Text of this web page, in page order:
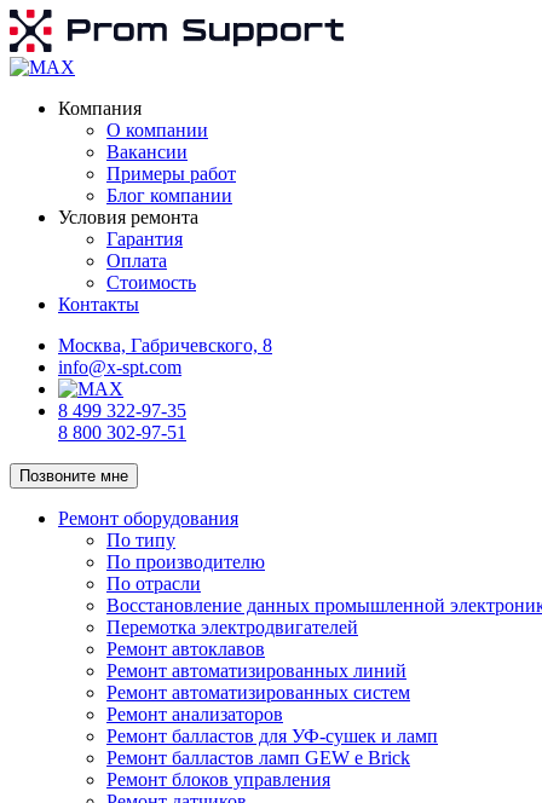
Компания
О компании
Вакансии
Примеры работ
Блог компании
Условия ремонта
Гарантия
Оплата
Стоимость
Контакты
Москва, Габричевского, 8
info@x-spt.com
8 499 322-97-35
8 800 302-97-51
Позвоните мне
Ремонт оборудования
По типу
По производителю
По отрасли
Восстановление данных промышленной
Перемотка электродвигателей
Ремонт автоклавов
Ремонт автоматизированных линий
Ремонт автоматизированных систем
Ремонт анализаторов
Ремонт балластов для УФ-сушек и ламп
Ремонт балластов ламп GEW e Brick
Ремонт блоков управления